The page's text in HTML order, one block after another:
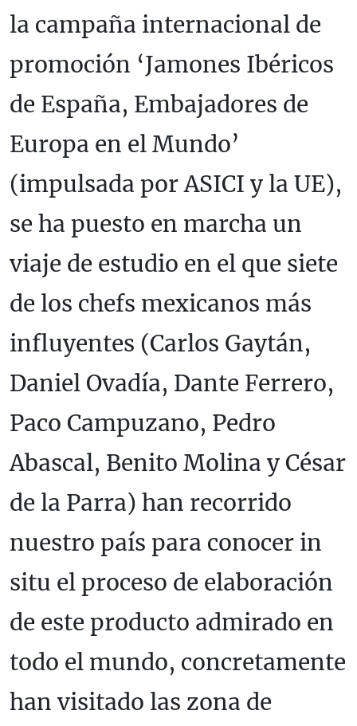
la campaña internacional de
promoción ‘Jamones Ibéricos
de España, Embajadores de
Europa en el Mundo’
(impulsada por ASICI y la UE),
se ha puesto en marcha un
viaje de estudio en el que siete
de los chefs mexicanos más
influyentes (Carlos Gaytán,
Daniel Ovadía, Dante Ferrero,
Paco Campuzano, Pedro
Abascal, Benito Molina y César
de la Parra) han recorrido
nuestro país para conocer in
situ el proceso de elaboración
de este producto admirado en
todo el mundo, concretamente
han visitado las zona de